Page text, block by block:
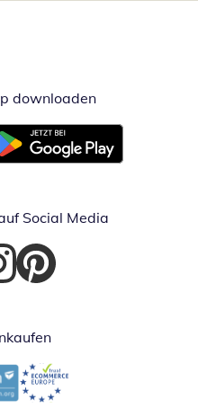
downloadenÖffnet in
in neuem Fenster
Social Media
Fenster
in neuem Fenster
Öffnet in neuem Fenster
Fenster
Öffnet in neuem Fenster